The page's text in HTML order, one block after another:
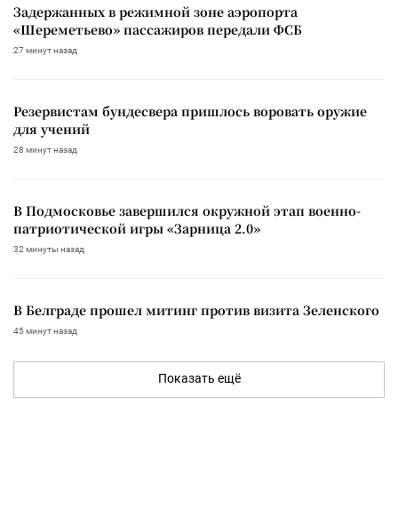
Задержанных в режимной зоне аэропорта
«Шереметьево» пассажиров передали ФСБ
27 минут назад
Резервистам бундесвера пришлось воровать оружие
для учений
28 минут назад
В Подмосковье завершился окружной этап военно-
патриотической игры «Зарница 2.0»
32 минуты назад
В Белграде прошел митинг против визита Зеленского
45 минут назад
Показать ещё